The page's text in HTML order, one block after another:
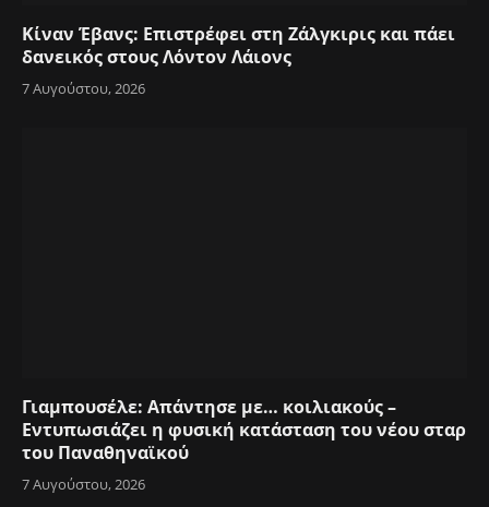
Κίναν Έβανς: Επιστρέφει στη Ζάλγκιρις και πάει
δανεικός στους Λόντον Λάιονς
7 Αυγούστου, 2026
Γιαμπουσέλε: Απάντησε με… κοιλιακούς –
Εντυπωσιάζει η φυσική κατάσταση του νέου σταρ
του Παναθηναϊκού
7 Αυγούστου, 2026